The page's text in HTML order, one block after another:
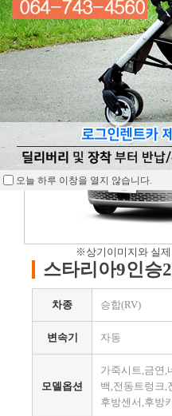
렌트카 예약하기
※상기이미지와 실
스타리아9인승
차종 승합(RV)
변속기 자동
모델옵션
가죽시트,금연,
백,전동트렁크,
후방센서,후방
오늘 하루 이창을 열지 않습니다.
오늘 하루 이창을 열지 않습니다.
오늘 하루 이창을 열지 않습니다.
오늘 하루 이창을 열지 않습니다.